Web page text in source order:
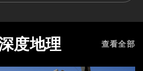
度地理 查看全部